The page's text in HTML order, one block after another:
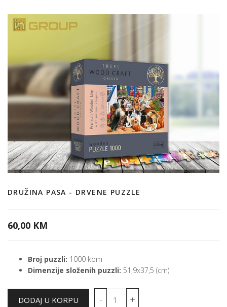
DRUŽINA PASA - DRVENE PUZZLE
60,00 KM
Broj puzzli: 1000 kom
Dimenzije složenih puzzli: 51,9x37,5 (cm)